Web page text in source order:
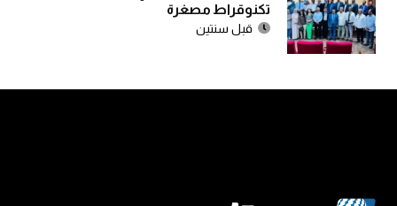
تكنوقراط مصغرة
قبل سنتين